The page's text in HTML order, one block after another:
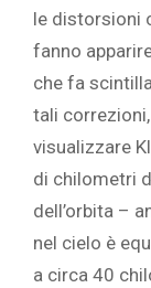
le distorsioni
fanno
che fa
tali correzioni,
visualizzare
di chilometri
dell’orbita –
nel cielo è
a circa 40